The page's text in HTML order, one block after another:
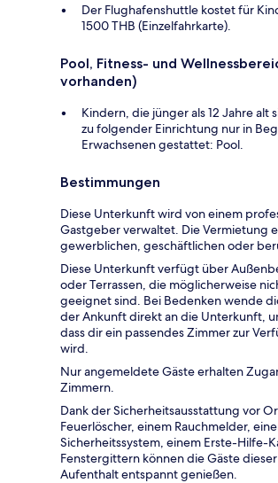
Der Flughafenshuttle kostet für
1500 THB (Einzelfahrkarte).
Pool, Fitness- und
vorhanden)
Kindern, die jünger als 12 Jahre alt
zu folgender Einrichtung nur in
Erwachsenen gestattet: Pool.
Bestimmungen
Diese Unterkunft wird von einem
Gastgeber verwaltet. Die Vermietung
gewerblichen, geschäftlichen oder
Diese Unterkunft verfügt über
oder Terrassen, die möglicherweise
geeignet sind. Bei Bedenken wende
der Ankunft direkt an die Unterkunft,
dass dir ein passendes Zimmer zur
wird.
Nur angemeldete Gäste erhalten
Zimmern.
Dank der Sicherheitsausstattung vor
Feuerlöscher, einem Rauchmelder,
Sicherheitssystem, einem Erste-Hilfe-
Fenstergittern können die Gäste
Aufenthalt entspannt genießen.